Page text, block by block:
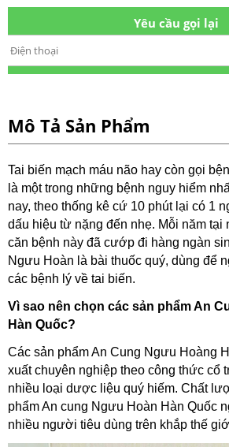
Yêu cầu gọi lại
Mô Tả Sản Phẩm
Tai biến mạch máu não hay còn gọi
là một trong những bệnh nguy hiểm
nay, theo thống kê cứ 10 phút lại có 1
dấu hiệu từ nặng đến nhẹ. Mỗi năm tại
căn bệnh này đã cướp đi hàng ngàn
Ngưu Hoàn là bài thuốc quý, dùng để
các bệnh lý về tai biến.
Vì sao nên chọn các sản phẩm An
Hàn Quốc?
Các sản phẩm An Cung Ngưu Hoàng
xuất chuyên nghiệp theo công thức cổ
nhiều loại dược liệu quý hiếm. Chất
phẩm An cung Ngưu Hoàn Hàn Quốc
nhiều người tiêu dùng trên khắp thế